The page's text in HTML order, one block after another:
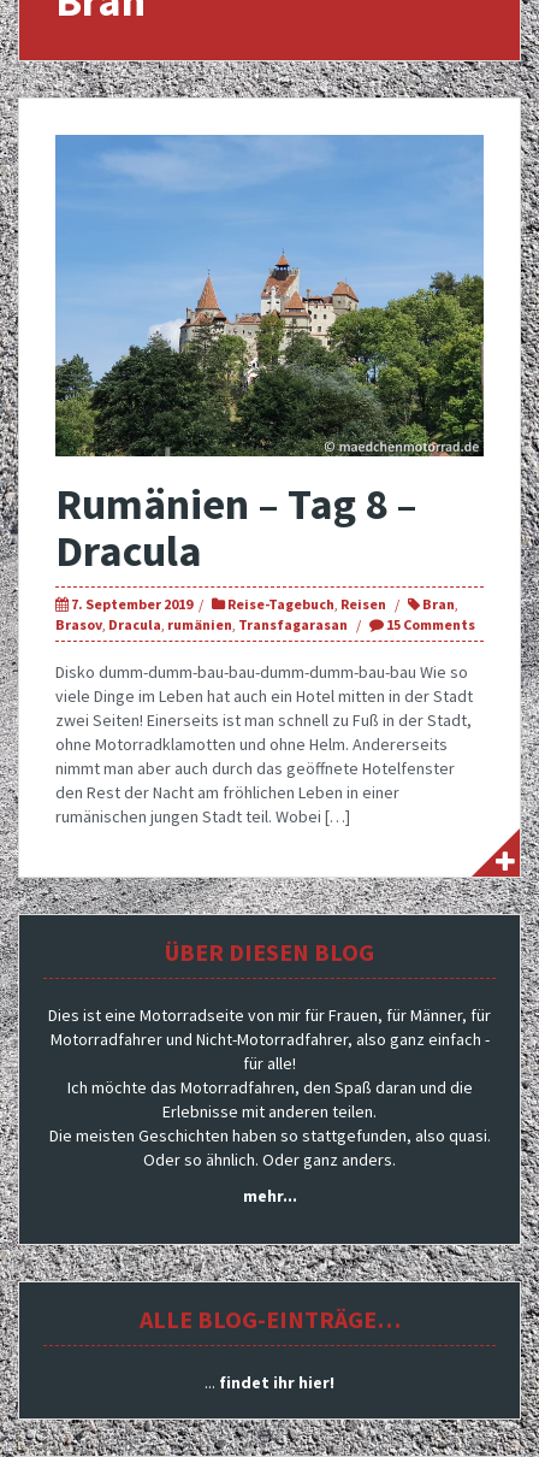
Rumänien – Tag 8 –
Dracula
7. September 2019 Reise-Tagebuch, Reisen Bran,
Brasov, Dracula, rumänien, Transfagarasan 15 Comments
Disko dumm-dumm-bau-bau-dumm-dumm-bau-bau Wie so
viele Dinge im Leben hat auch ein Hotel mitten in der Stadt
zwei Seiten! Einerseits ist man schnell zu Fuß in der Stadt,
ohne Motorradklamotten und ohne Helm. Andererseits
nimmt man aber auch durch das geöffnete Hotelfenster
den Rest der Nacht am fröhlichen Leben in einer
rumänischen jungen Stadt teil. Wobei […]
ÜBER DIESEN BLOG
Dies ist eine Motorradseite von mir für Frauen, für Männer, für
Motorradfahrer und Nicht-Motorradfahrer, also ganz einfach -
für alle!
Ich möchte das Motorradfahren, den Spaß daran und die
Erlebnisse mit anderen teilen.
Die meisten Geschichten haben so stattgefunden, also quasi.
Oder so ähnlich. Oder ganz anders.
mehr...
ALLE BLOG-EINTRÄGE…
... findet ihr hier!